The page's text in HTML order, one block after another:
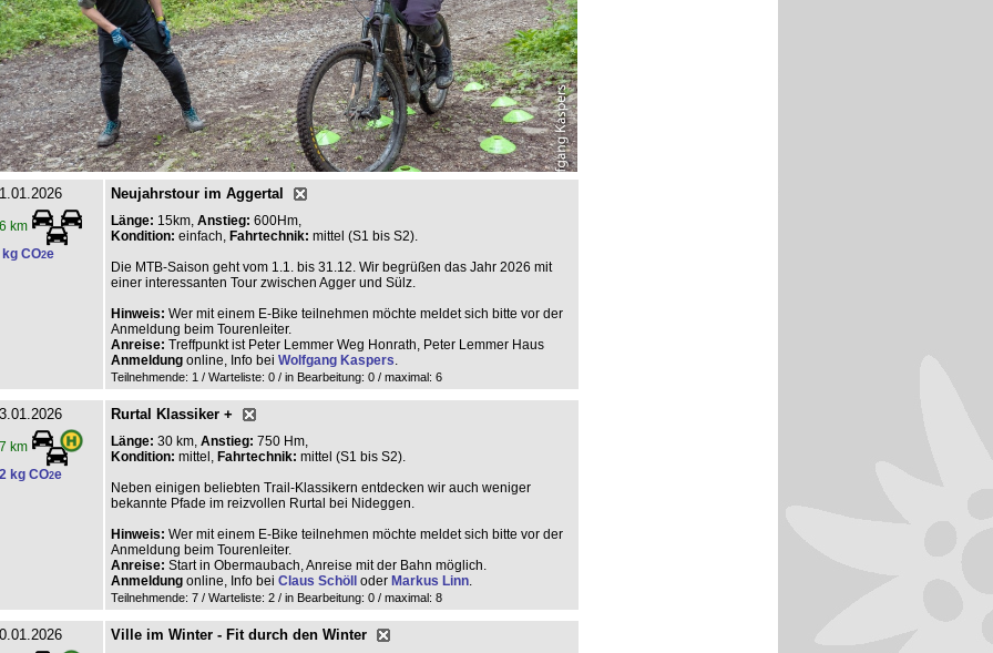
km
CO2e
Neujahrstour im Aggertal
Länge: 15km, Anstieg: 600Hm,
Kondition: einfach, Fahrtechnik: mittel (S1 bis S2).
Die MTB-Saison geht vom 1.1. bis 31.12. Wir begrüßen das Jahr 2026 mit
einer interessanten Tour zwischen Agger und Sülz.
Hinweis: Wer mit einem E-Bike teilnehmen möchte meldet sich bitte vor der
Anmeldung beim Tourenleiter.
Anreise: Treffpunkt ist Peter Lemmer Weg Honrath, Peter Lemmer Haus
Anmeldungonline, Info bei Wolfgang Kaspers.
Teilnehmende: 1 / Warteliste: 0 / in Bearbeitung: 0 / maximal: 6
km
kg CO2e
Rurtal Klassiker +
Länge: 30 km, Anstieg: 750 Hm,
Kondition: mittel, Fahrtechnik: mittel (S1 bis S2).
Neben einigen beliebten Trail-Klassikern entdecken wir auch weniger
bekannte Pfade im reizvollen Rurtal bei Nideggen.
Hinweis: Wer mit einem E-Bike teilnehmen möchte meldet sich bitte vor der
Anmeldung beim Tourenleiter.
Anreise: Start in Obermaubach, Anreise mit der Bahn möglich.
Anmeldungonline, Info bei Claus Schöll oder Markus Linn.
Teilnehmende: 7 / Warteliste: 2 / in Bearbeitung: 0 / maximal: 8
Ville im Winter - Fit durch den Winter